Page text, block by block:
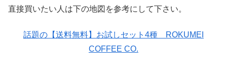
直接買いたい人は下の地図を参考にして下さい。
話題の【送料無料】お試しセット4種 ROKUMEI
COFFEE CO.